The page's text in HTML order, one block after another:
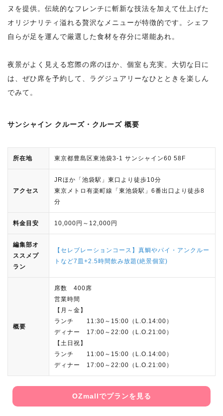
ヌを提供。伝統的なフレンチに斬新な技法を加えて仕上げた
オリジナリティ溢れる贅沢なメニューが特徴的です。シェフ
自らが足を運んで厳選した食材を存分に堪能あれ。
夜景がよく見える窓際の席のほか、個室も充実。大切な日に
は、ぜひ席を予約して、ラグジュアリーなひとときを楽しん
でみて。
サンシャイン クルーズ・クルーズ 概要
所在地 東京都豊島区東池袋3-1 サンシャイン60 58F
アクセス
JRほか「池袋駅」東口より徒歩10分
東京メトロ有楽町線「東池袋駅」6番出口より徒歩8
分
料金目安 10,000円～12,000円
編集部オ
ススメプ
ラン
【セレブレーションコース】真鯛やパイ・アンクルー
トなど7皿+2.5時間飲み放題(絶景個室)
概要
席数 400席
営業時間
【月～金】
ランチ 11:30～15:00（L.O.14:00）
ディナー 17:00～22:00（L.O.21:00）
【土日祝】
ランチ 11:00～15:00（L.O.14:00）
ディナー 17:00～22:00（L.O.21:00）
OZmallでプランを見る